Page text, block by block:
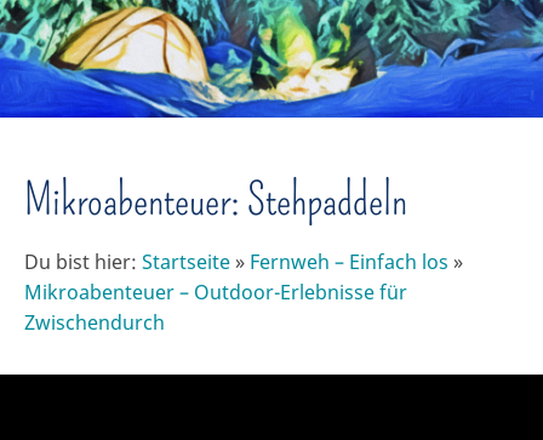
Mikroabenteuer: Stehpaddeln
Du bist hier: Startseite» Fernweh – Einfach los »
Mikroabenteuer – Outdoor-Erlebnisse für
Zwischendurch